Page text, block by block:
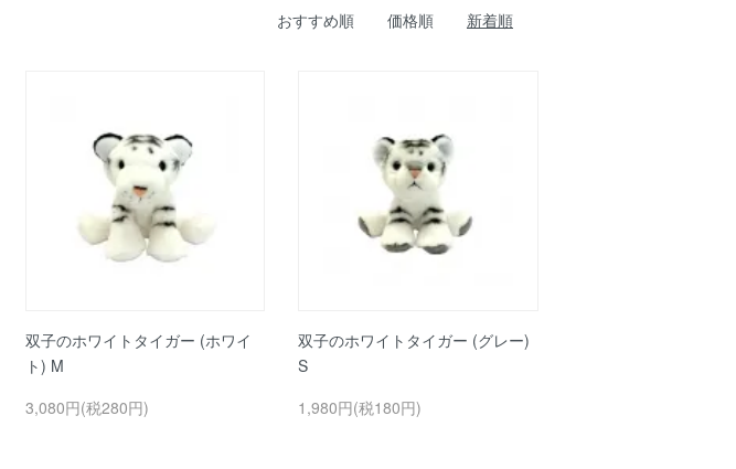
おすすめ順 価格順 新着順
双子のホワイトタイガー (ホワイ
ト) M
3,080円(税280円)
双子のホワイトタイガー (グレー)
S
1,980円(税180円)